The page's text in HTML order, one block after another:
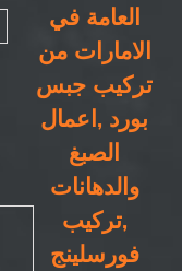
العامة في
الامارات من
تركيب جبس
بورد ,اعمال
الصبغ
والدهانات
,تركيب
فورسلينج